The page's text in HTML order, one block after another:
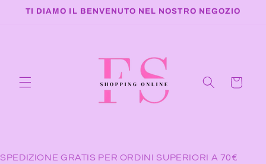
direttamente
TI DIAMO IL BENVENUTO NEL NOSTRO NEGOZIO
Carrello
SPEDIZIONE GRATIS PER ORDINI SUPERIORI A 70€